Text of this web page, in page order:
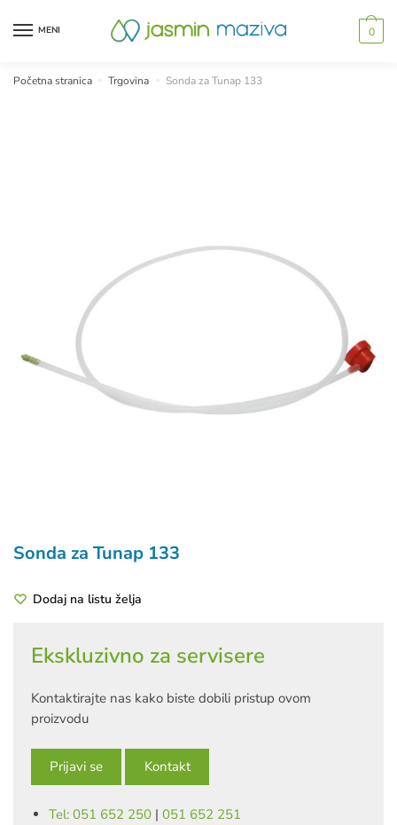
MENI 0
Početna stranica » Trgovina » Sonda za Tunap 133
Sonda za Tunap 133
Dodaj na listu želja
Ekskluzivno za servisere
Kontaktirajte nas kako biste dobili pristup ovom
proizvodu
Prijavi se Kontakt
Tel: 051 652 250 | 051 652 251